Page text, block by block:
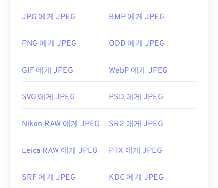
Paint 등이 있습니다.
일 형식입니다.
JPEG 파일을 인식하고 열 수 있습니다. JPEG 파일을
선택하여 파일을 열려면 마우스 오른쪽 버튼을 클릭
Chrome
과 같은 인기 웹 브라우저,
Apple Preview와 같은 Mac OS 애플리케이션에서
개발: Joint Photographic Experts Group
JPG 에게 JPEG BMP 에게 JPEG
PNG 에게 JPEG ODD 에게 JPEG
GIF 에게 JPEG WebP 에게 JPEG
SVG 에게 JPEG PSD 에게 JPEG
Nikon RAW 에게 JPEG SR2 에게 JPEG
Leica RAW 에게 JPEG PTX 에게 JPEG
SRF 에게 JPEG KDC 에게 JPEG